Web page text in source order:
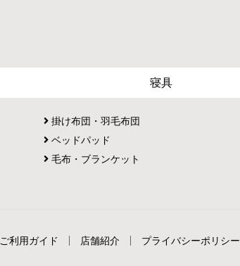
寝具
掛け布団・羽毛布団
ベッドパッド
毛布・ブランケット
ご利用ガイド 店舗紹介 プライバシーポリシー